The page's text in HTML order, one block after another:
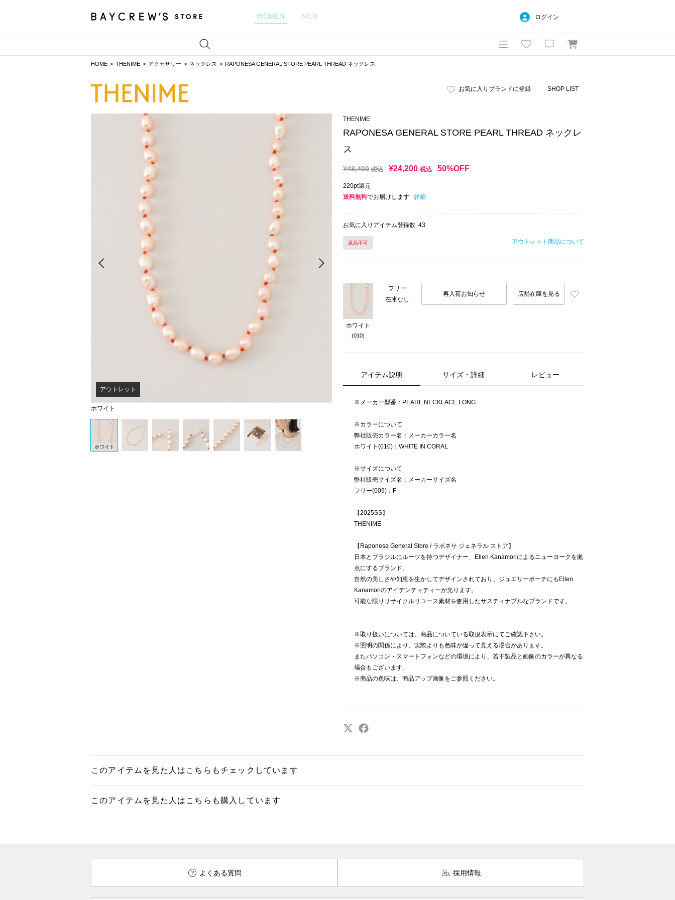
WOMEN MEN ログイン
HOME THENIME アクセサリー ネックレス RAPONESA GENERAL STORE PEARL THREAD ネックレス
お気に入りブランドに登録 SHOP LIST
ホワイト
アウトレット
ホワイト
THENIME
RAPONESA GENERAL STORE PEARL THREAD ネックレ
ス
¥48,400 税込 ¥24,200 税込 50%OFF
220pt還元
送料無料でお届けします 詳細
お気に入りアイテム登録数 43
返品不可 アウトレット商品について
ホワイト
(010)
フリー
在庫なし
再入荷お知らせ 店舗在庫を見る
アイテム説明 サイズ・詳細 レビュー
※メーカー型番：PEARL NECKLACE LONG
※カラーについて
弊社販売カラー名：メーカーカラー名
ホワイト(010)：WHITE IN CORAL
※サイズについて
弊社販売サイズ名：メーカーサイズ名
フリー(009)：F
【2025SS】
THENIME
【Raponesa General Store / ラポネサ ジェネラル ストア】
日本とブラジルにルーツを持つデザイナー、Ellen Kanamoriによるニューヨークを拠
点にするブランド。
自然の美しさや知恵を生かしてデザインされており、ジュエリーポーチにもEllen
Kanamoriのアイデンティティーが光ります。
可能な限りリサイクルリユース素材を使用したサスティナブルなブランドです。
※取り扱いについては、商品についている取扱表示にてご確認下さい。
※照明の関係により、実際よりも色味が違って見える場合があります。
またパソコン・スマートフォンなどの環境により、若干製品と画像のカラーが異なる
場合もございます。
※商品の色味は、商品アップ画像をご参照ください。
このアイテムを見た人はこちらもチェックしています
このアイテムを見た人はこちらも購入しています
よくある質問 採用情報